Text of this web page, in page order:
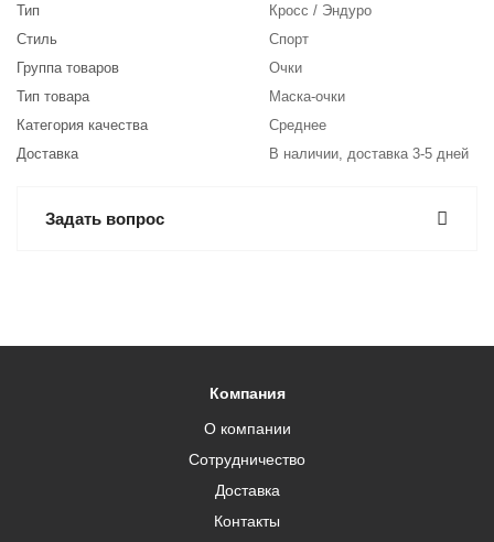
Тип
Кросс / Эндуро
Стиль
Спорт
Группа товаров
Очки
Тип товара
Маска-очки
Категория качества
Среднее
Доставка
В наличии, доставка 3-5 дней
Задать вопрос
Компания
О компании
Сотрудничество
Доставка
Контакты